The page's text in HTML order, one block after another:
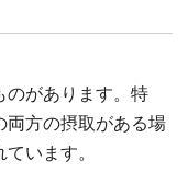
のがあります。特
両方の摂取がある場
います。